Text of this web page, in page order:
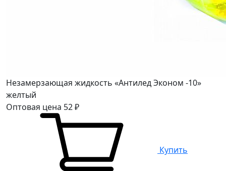
Незамерзающая жидкость «Антилед Эконом -10»
желтый
Оптовая цена 52₽
Купить